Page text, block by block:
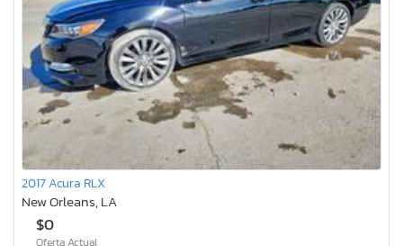
2017 Acura RLX
New Orleans, LA
$0
Oferta Actual